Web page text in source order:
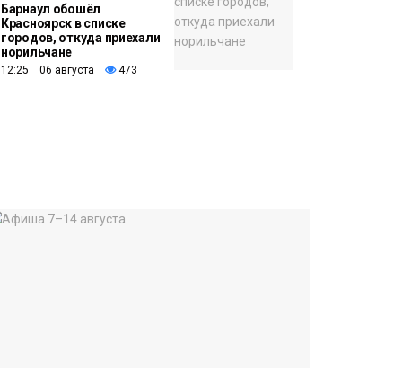
Барнаул обошёл
Красноярск в списке
городов, откуда приехали
норильчане
12:25 06 августа 473